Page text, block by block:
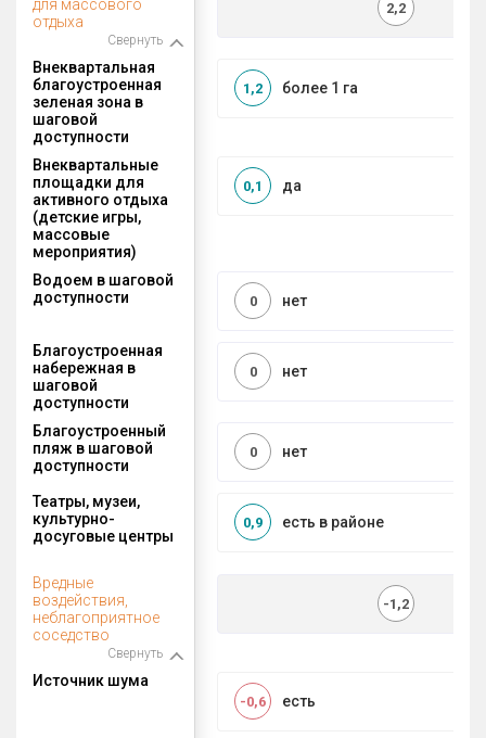
для массового
отдыха
Свернуть
2,2
Внеквартальная
благоустроенная
зеленая зона в
шаговой
доступности
более 1 га
1,2
Внеквартальные
площадки для
активного отдыха
(детские игры,
массовые
мероприятия)
да
0,1
Водоем в шаговой
доступности
нет
0
Благоустроенная
набережная в
шаговой
доступности
нет
0
Благоустроенный
пляж в шаговой
доступности
нет
0
Театры, музеи,
культурно-
досуговые центры
есть в районе
0,9
Вредные
воздействия,
неблагоприятное
соседство
Свернуть
-1,2
Источник шума
есть
-0,6